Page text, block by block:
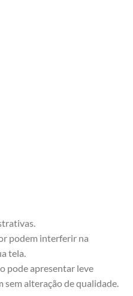
podem interferir na
tela.
pode apresentar leve
sem alteração de qualidade.